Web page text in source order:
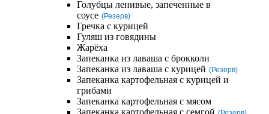
Голубцы ленивые, запеченные в
соусе (Резерв)
Гречка с курицей
Гуляш из говядины
Жарёха
Запеканка из лаваша с брокколи
Запеканка из лаваша с курицей (Резерв)
Запеканка картофельная с курицей и
грибами
Запеканка картофельная с мясом
Запеканка картофельная с семгой